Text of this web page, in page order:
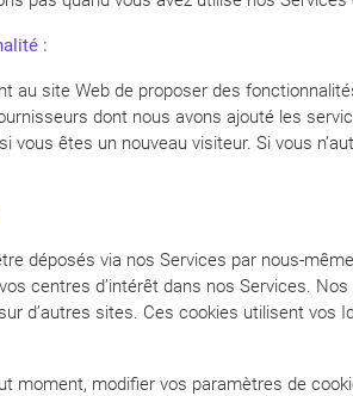
:
au site Web de proposer des
dont nous avons ajouté les
vous êtes un nouveau visiteur. Si vous
déposés via nos Services par nous-
centres d’intérêt dans nos Services.
d’autres sites. Ces cookies utilisent vos
moment, modifier vos paramètres de